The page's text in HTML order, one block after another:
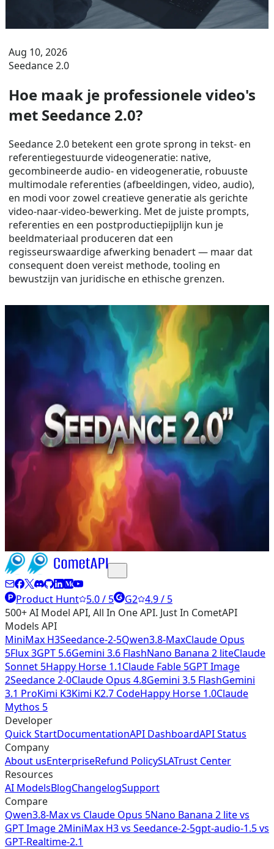
Aug 10, 2026
Seedance 2.0
Hoe maak je professionele video's
met Seedance 2.0?
Seedance 2.0 betekent een grote sprong in tekst- en
referentiegestuurde videogeneratie: native,
gecombineerde audio- en videogeneratie, robuuste
multimodale referenties (afbeeldingen, video, audio),
en modi voor zowel creatieve generatie als gerichte
video-naar-video-bewerking. Met de juiste prompts,
referenties en een postproductiepijplijn kun je
beeldmateriaal produceren dat een
regisseurswaardige afwerking benadert — maar dat
consequent doen vereist methode, tooling en
bewustzijn van juridische en ethische grenzen.
Seedance 2-recensie: hoe het AI-
video's verandert (2026)
ByteDance heeft Seedance 2.0 publiekelijk uitgerold —
een grote update van zijn AI-videogeneratiestack die
nauwere audiovisuele integratie, rijkere multimodale
invoer (tekst, afbeeldingen, korte clips), sterkere
consistentie van personages en scènes en een set
bedieningselementen voor productieworkflows
belooft— functies die AI-videogeneratie van
experimentele demo’s richting praktische
productietools stuwen.
Product Hunt 5.0 / 5 G2 4.9 / 5
500+ AI Model API, All In One API. Just In CometAPI
Models API
MiniMax H3Seedance-2-5Qwen3.8-MaxClaude Opus
5Flux 3GPT 5.6Gemini 3.6 FlashNano Banana 2 liteClaude
Sonnet 5Happy Horse 1.1Claude Fable 5GPT Image
2Seedance 2-0Claude Opus 4.8Gemini 3.5 FlashGemini
3.1 ProKimi K3Kimi K2.7 CodeHappy Horse 1.0Claude
Mythos 5
Developer
Quick StartDocumentationAPI DashboardAPI Status
Company
About usEnterpriseRefund PolicySLATrust Center
Resources
AI ModelsBlogChangelogSupport
Compare
Qwen3.8-Max vs Claude Opus 5Nano Banana 2 lite vs
GPT Image 2MiniMax H3 vs Seedance-2-5gpt-audio-1.5 vs
GPT-Realtime-2.1